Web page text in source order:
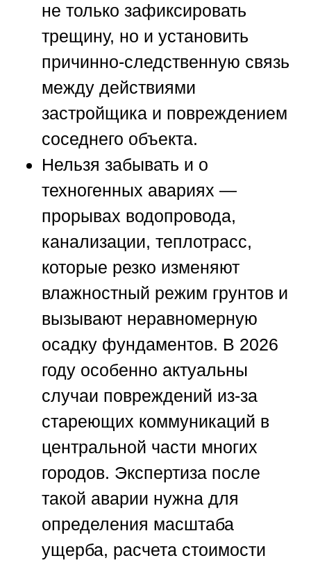
не только зафиксировать
трещину, но и установить
причинно-следственную связь
между действиями
застройщика и повреждением
соседнего объекта.
Нельзя забывать и о
техногенных авариях —
прорывах водопровода,
канализации, теплотрасс,
которые резко изменяют
влажностный режим грунтов и
вызывают неравномерную
осадку фундаментов. В 2026
году особенно актуальны
случаи повреждений из-за
стареющих коммуникаций в
центральной части многих
городов. Экспертиза после
такой аварии нужна для
определения масштаба
ущерба, расчета стоимости